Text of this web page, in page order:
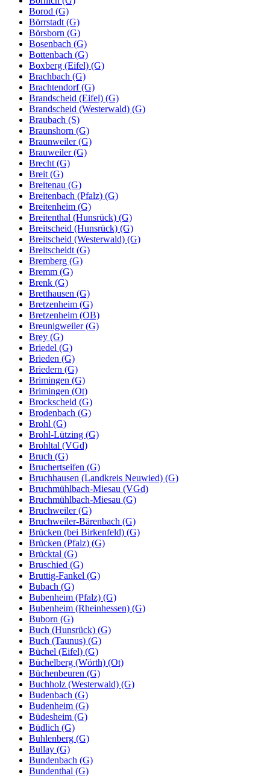
Borod (G)
Börrstadt (G)
Börsborn (G)
Bosenbach (G)
Bottenbach (G)
Boxberg (Eifel) (G)
Brachbach (G)
Brachtendorf (G)
Brandscheid (Eifel) (G)
Brandscheid (Westerwald) (G)
Braubach (S)
Braunshorn (G)
Braunweiler (G)
Brauweiler (G)
Brecht (G)
Breit (G)
Breitenau (G)
Breitenbach (Pfalz) (G)
Breitenheim (G)
Breitenthal (Hunsrück) (G)
Breitscheid (Hunsrück) (G)
Breitscheid (Westerwald) (G)
Breitscheidt (G)
Bremberg (G)
Bremm (G)
Brenk (G)
Bretthausen (G)
Bretzenheim (G)
Bretzenheim (OB)
Breunigweiler (G)
Brey (G)
Briedel (G)
Brieden (G)
Briedern (G)
Brimingen (G)
Brimingen (Ot)
Brockscheid (G)
Brodenbach (G)
Brohl (G)
Brohl-Lützing (G)
Brohltal (VGd)
Bruch (G)
Bruchertseifen (G)
Bruchhausen (Landkreis Neuwied) (G)
Bruchmühlbach-Miesau (VGd)
Bruchmühlbach-Miesau (G)
Bruchweiler (G)
Bruchweiler-Bärenbach (G)
Brücken (bei Birkenfeld) (G)
Brücken (Pfalz) (G)
Brücktal (G)
Bruschied (G)
Bruttig-Fankel (G)
Bubach (G)
Bubenheim (Pfalz) (G)
Bubenheim (Rheinhessen) (G)
Buborn (G)
Buch (Hunsrück) (G)
Buch (Taunus) (G)
Büchel (Eifel) (G)
Büchelberg (Wörth) (Ot)
Büchenbeuren (G)
Buchholz (Westerwald) (G)
Budenbach (G)
Budenheim (G)
Büdesheim (G)
Büdlich (G)
Buhlenberg (G)
Bullay (G)
Bundenbach (G)
Bundenthal (G)